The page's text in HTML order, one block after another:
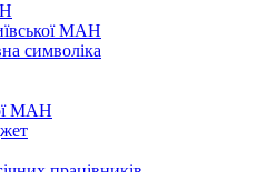
МАН
символіка
МАН